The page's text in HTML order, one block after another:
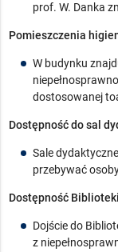
prof. W. Danka
Pomieszczenia
W budynku
dostosowanej
Dostępność do sal
Sale
przebywać
Dostępność
Dojście do
z